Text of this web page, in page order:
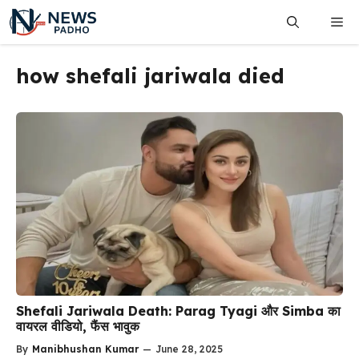
Skip
to
content
how shefali jariwala died
Shefali Jariwala Death: Parag Tyagi और Simba का
वायरल वीडियो, फैंस भावुक
By Manibhushan Kumar — June 28, 2025